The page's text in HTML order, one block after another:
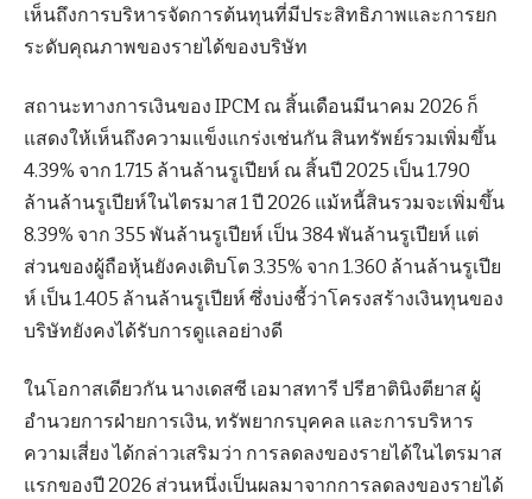
เห็นถึงการบริหารจัดการต้นทุนที่มีประสิทธิภาพและการยก
ระดับคุณภาพของรายได้ของบริษัท
สถานะทางการเงินของ IPCM ณ สิ้นเดือนมีนาคม 2026 ก็
แสดงให้เห็นถึงความแข็งแกร่งเช่นกัน สินทรัพย์รวมเพิ่มขึ้น
4.39% จาก 1.715 ล้านล้านรูเปียห์ ณ สิ้นปี 2025 เป็น 1.790
ล้านล้านรูเปียห์ในไตรมาส 1 ปี 2026 แม้หนี้สินรวมจะเพิ่มขึ้น
8.39% จาก 355 พันล้านรูเปียห์ เป็น 384 พันล้านรูเปียห์ แต่
ส่วนของผู้ถือหุ้นยังคงเติบโต 3.35% จาก 1.360 ล้านล้านรูเปีย
ห์ เป็น 1.405 ล้านล้านรูเปียห์ ซึ่งบ่งชี้ว่าโครงสร้างเงินทุนของ
บริษัทยังคงได้รับการดูแลอย่างดี
ในโอกาสเดียวกัน นางเดสซี เอมาสทารี ปรีฮาตินิงตียาส ผู้
อำนวยการฝ่ายการเงิน, ทรัพยากรบุคคล และการบริหาร
ความเสี่ยง ได้กล่าวเสริมว่า การลดลงของรายได้ในไตรมาส
แรกของปี 2026 ส่วนหนึ่งเป็นผลมาจากการลดลงของรายได้